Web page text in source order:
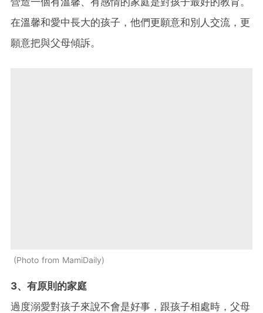
在溫馨和愛中長大的孩子，他們更願意和別人交流，更
願意把與父母傾訴。
Photo from MamiDaily
3、有原則的家庭
過度溺愛對孩子來說不會是好事，跟孩子相處時，父母